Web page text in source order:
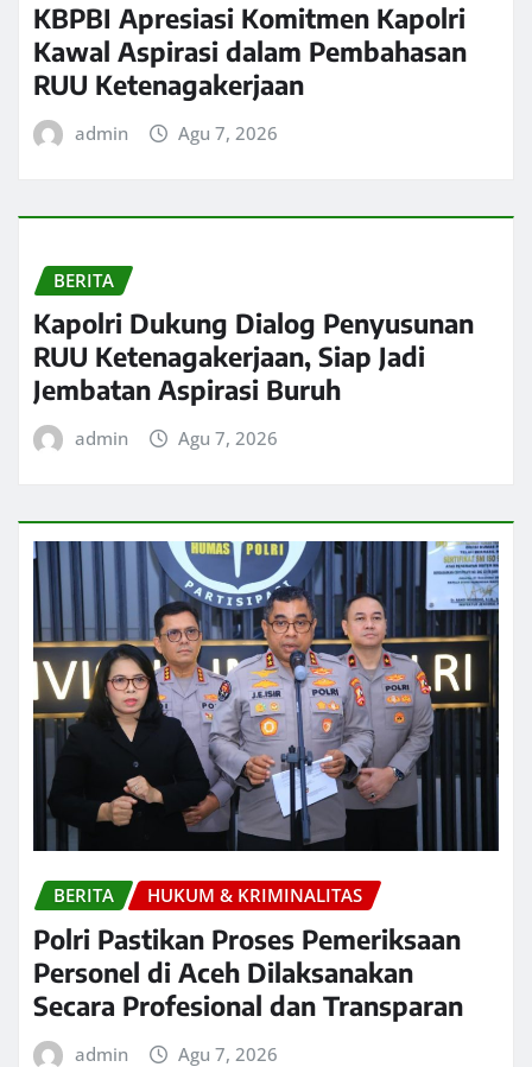
KBPBI Apresiasi Komitmen Kapolri
Kawal Aspirasi dalam Pembahasan
RUU Ketenagakerjaan
admin Agu 7, 2026
BERITA
Kapolri Dukung Dialog Penyusunan
RUU Ketenagakerjaan, Siap Jadi
Jembatan Aspirasi Buruh
admin Agu 7, 2026
BERITA HUKUM & KRIMINALITAS
Polri Pastikan Proses Pemeriksaan
Personel di Aceh Dilaksanakan
Secara Profesional dan Transparan
admin Agu 7, 2026